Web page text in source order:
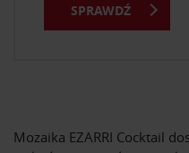
Mozaika EZARRI Cocktail
SPRAWDŹ